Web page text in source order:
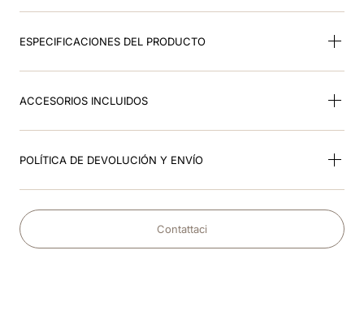
ESPECIFICACIONES DEL PRODUCTO
ACCESORIOS INCLUIDOS
POLÍTICA DE DEVOLUCIÓN Y ENVÍO
Contattaci